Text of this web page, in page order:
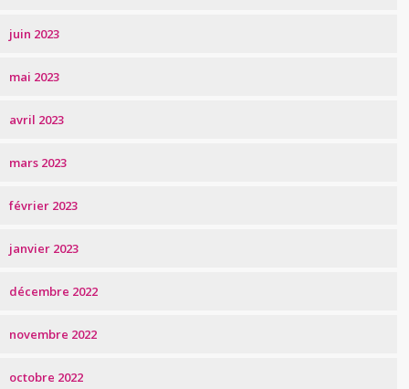
juin 2023
mai 2023
avril 2023
mars 2023
février 2023
janvier 2023
décembre 2022
novembre 2022
octobre 2022